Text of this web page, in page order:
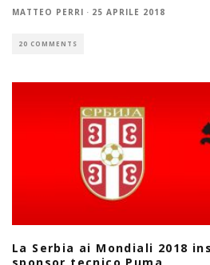
MATTEO PERRI · 25 APRILE 2018
20 COMMENTS
La Serbia ai Mondiali 2018